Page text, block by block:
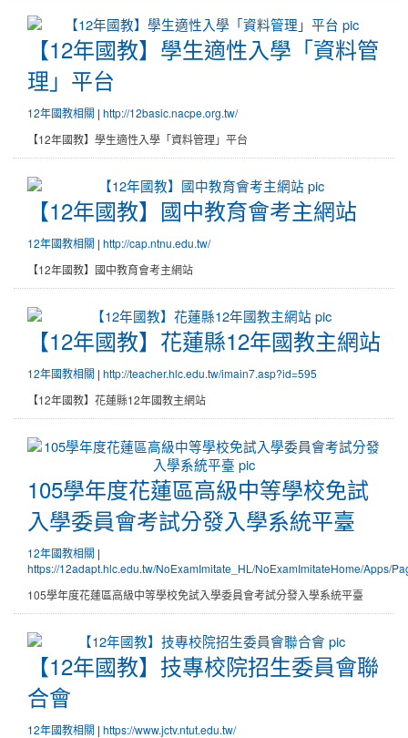
【12年國教】學生適性入學「資
【12年國教】學生適性入學「資料管
理」平台
12年國教相關 | http://12basic.nacpe.org.tw/
【12年國教】學生適性入學「資料管理」平台
【12年國教】國中教育會考主網站
【12年國教】國中教育會考主網站
12年國教相關 | http://cap.ntnu.edu.tw/
【12年國教】國中教育會考主網站
【12年國教】花蓮縣12年國教主
【12年國教】花蓮縣12年國教主網站
12年國教相關 | http://teacher.hlc.edu.tw/imain7.asp?id=595
【12年國教】花蓮縣12年國教主網站
105學年度花蓮區高級中等學校
105學年度花蓮區高級中等學校免試
入學委員會考試分發入學系統平臺
12年國教相關 |
https://12adapt.hlc.edu.tw/NoExamImitate_HL/NoExamImitateHome/Apps/
105學年度花蓮區高級中等學校免試入學委員會考試分發入學系統平臺
【12年國教】技專校院招生委員
【12年國教】技專校院招生委員會聯
合會
12年國教相關 | https://www.jctv.ntut.edu.tw/